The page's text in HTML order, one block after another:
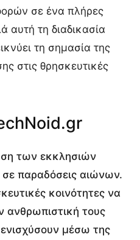
σε ένα πλήρες
αυτή τη διαδικασία
τη σημασία της
στις θρησκευτικές
των εκκλησιών
παραδόσεις αιώνων.
κοινότητες να
ανθρωπιστική τους
μέσω της